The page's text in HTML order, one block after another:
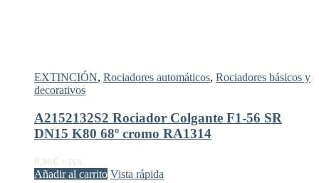
EXTINCIÓN, Rociadores automáticos, Rociadores básicos y
decorativos
A2152132S2 Rociador Colgante F1-56 SR
DN15 K80 68º cromo RA1314
9,88€ + IVA
Añadir al carrito Vista rápida